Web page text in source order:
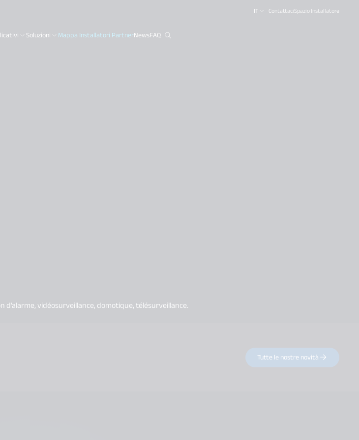
IT ContattaciSpazio Installatore
Soluzioni Mappa Installatori PartnerNewsFAQ
vidéosurveillance, domotique, télésurveillance.
Tutte le nostre novità